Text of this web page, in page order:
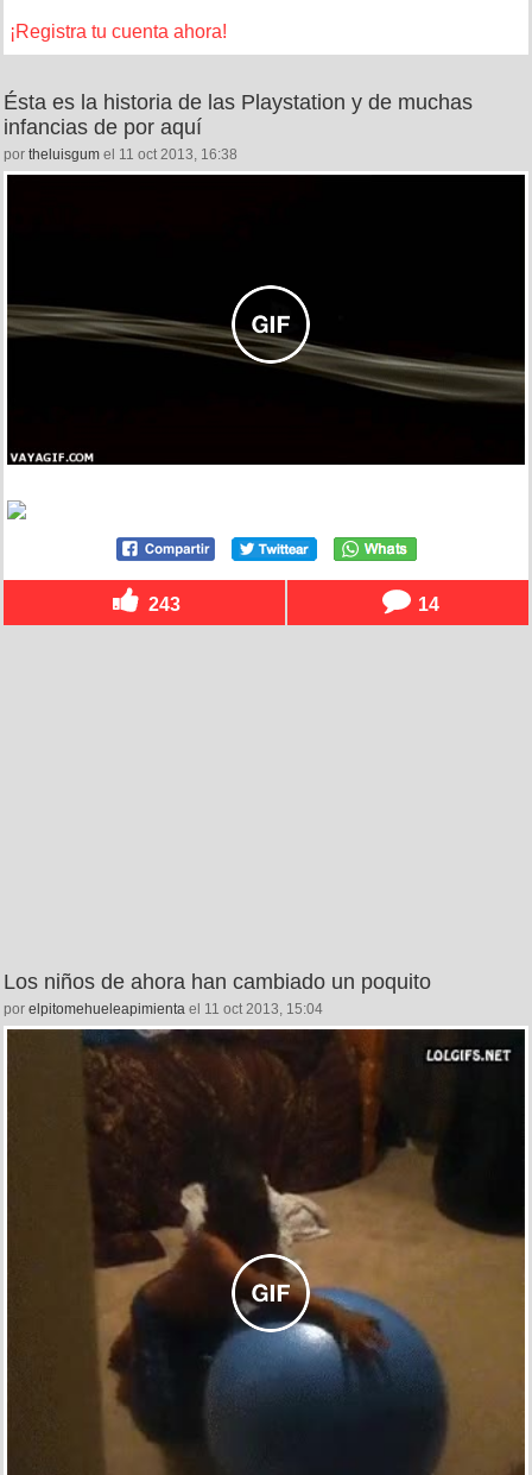
¡Registra tu cuenta ahora!
Ésta es la historia de las Playstation y de muchas
infancias de por aquí
por theluisgum el 11 oct 2013, 16:38
243 14
Los niños de ahora han cambiado un poquito
por elpitomehueleapimienta el 11 oct 2013, 15:04